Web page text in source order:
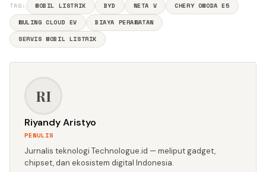
TAG: MOBIL LISTRIK BYD NETA V
CHERY OMODA E5
WULING CLOUD EV
BIAYA PERAWATAN
SERVIS MOBIL LISTRIK
RI
Riyandy Aristyo
PENULIS
Jurnalis teknologi Technologue.id — meliput gadget,
chipset, dan ekosistem digital Indonesia.